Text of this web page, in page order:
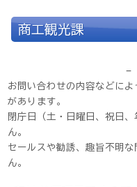
商工観光課
-
お問い合わせの内容などに
があります。
閉庁日（土・日曜日、祝日
ん。
セールスや勧誘、趣旨不明
ん。